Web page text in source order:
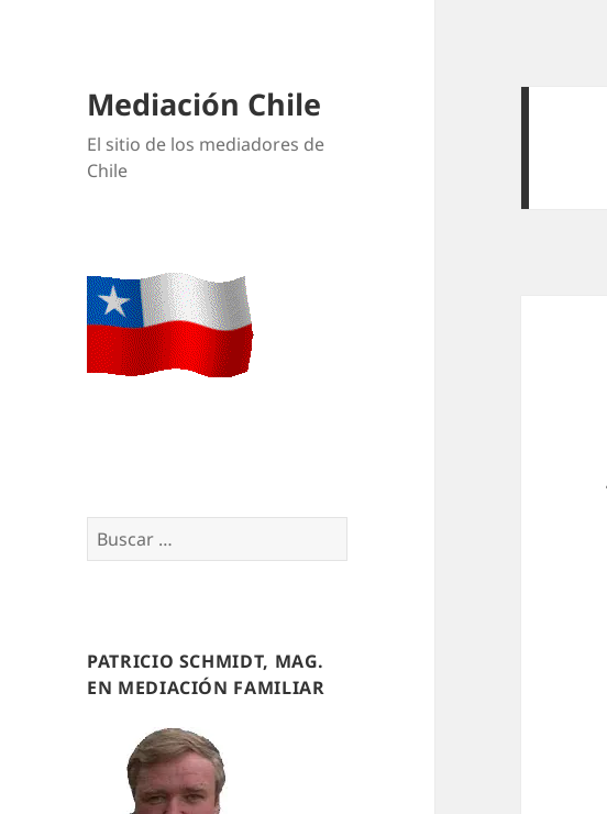
Mediación Chile
El sitio de los mediadores de
Chile
Buscar
por:
PATRICIO SCHMIDT, MAG.
EN MEDIACIÓN FAMILIAR